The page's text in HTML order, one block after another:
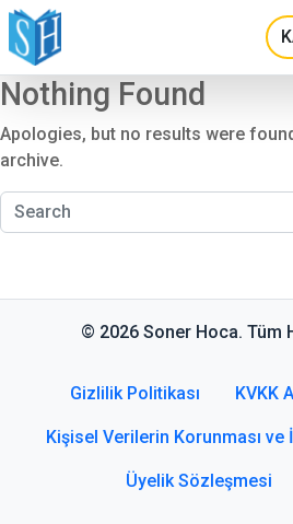
Nothing Found
Apologies, but no results were
archive.
© 2026 Soner Hoca. Tüm
Gizlilik Politikası KVKK
Kişisel Verilerin Korunması ve
Üyelik Sözleşmesi